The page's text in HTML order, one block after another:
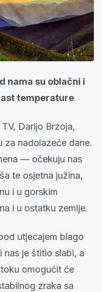
nama su oblačni i
temperature
Darijo Brzoja,
za nadolazeće dane.
— očekuju nas
te osjetna južina,
i u gorskim
i u ostatku zemlje.
utjecajem blago
je štitio slabi, a
omogućit će
zraka sa